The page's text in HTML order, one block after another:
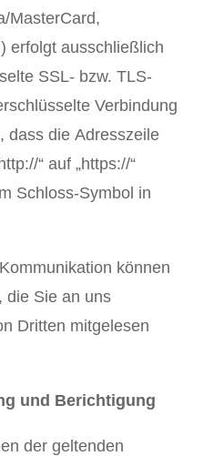
MasterCard,
erfolgt ausschließlich
SSL- bzw. TLS-
Verbindung
dass die Adresszeile
“ auf „https://“
Schloss-Symbol in
können
die Sie an uns
Dritten mitgelesen
und Berichtigung
der geltenden